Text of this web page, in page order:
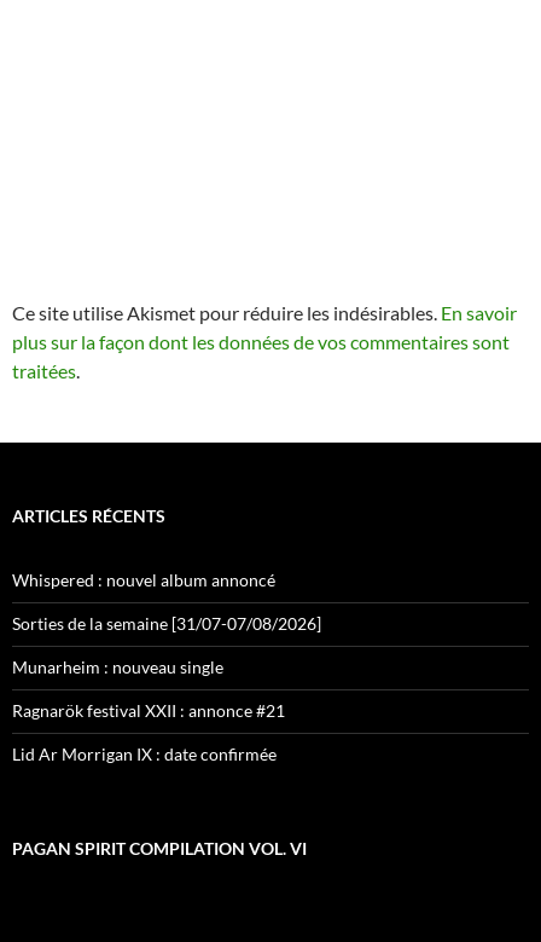
Ce site utilise Akismet pour réduire les indésirables. En savoir
plus sur la façon dont les données de vos commentaires sont
traitées.
ARTICLES RÉCENTS
Whispered : nouvel album annoncé
Sorties de la semaine [31/07-07/08/2026]
Munarheim : nouveau single
Ragnarök festival XXII : annonce #21
Lid Ar Morrigan IX : date confirmée
PAGAN SPIRIT COMPILATION VOL. VI